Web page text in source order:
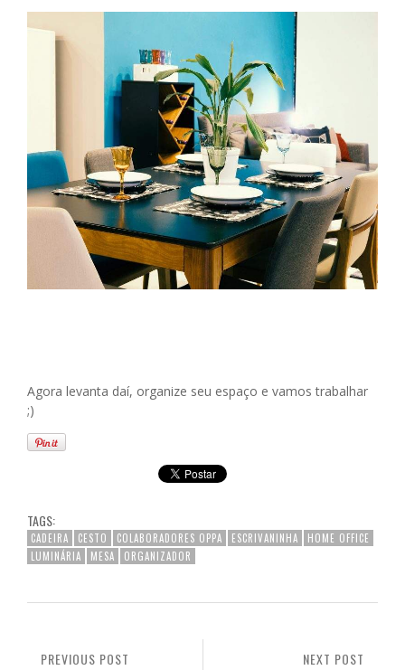
Agora levanta daí, organize seu espaço e vamos trabalhar
;)
TAGS:
CADEIRA CESTO COLABORADORES OPPA ESCRIVANINHA
HOME OFFICE
LUMINÁRIA
MESA ORGANIZADOR
NEXT POST
PREVIOUS POST